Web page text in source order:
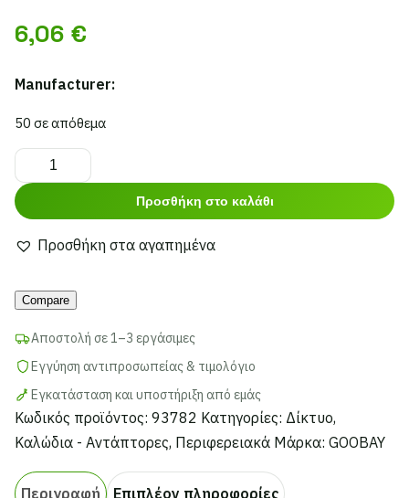
6,06 €
Manufacturer:
50 σε απόθεμα
GOOBAY
καλώδιο
δικτύου
CAT
S/FTP
(PiMF),
500
Copper,
ποσότητα
Προσθήκη στο καλάθι
Προσθήκη στα αγαπημένα
Compare
Αποστολή σε 1–3 εργάσιμες
Εγγύηση αντιπροσωπείας & τιμολόγιο
Εγκατάσταση και υποστήριξη από εμάς
Κωδικός προϊόντος: 93782 Κατηγορίες: Δίκτυο,
Καλώδια - Αντάπτορες, Περιφερειακά Μάρκα: GOOBAY
Περιγραφή Επιπλέον πληροφορίες